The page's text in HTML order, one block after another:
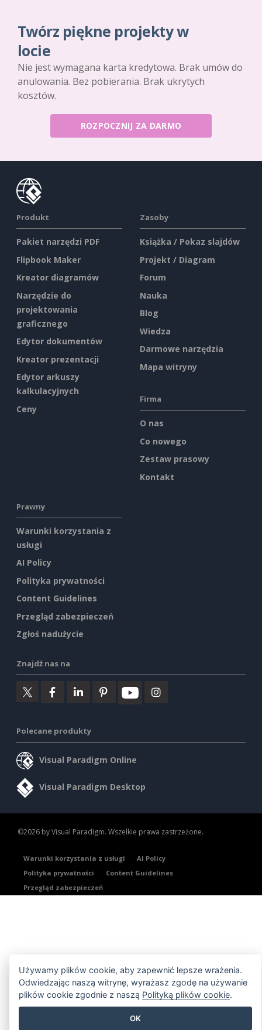
Twórz piękne projekty w
locie
Nie jest wymagana karta kredytowa. Brak umów do
anulowania. Bez pobierania. Brak ukrytych
kosztów.
ROZPOCZNIJ ZA DARMO
Produkt
Pakiet narzędzi PDF
Flipbook Maker
Kreator diagramów
Narzędzie do
projektowania
graficznego
Edytor dokumentów
Kreator prezentacji
Edytor arkuszy
kalkulacyjnych
Ceny
Zasoby
Książka / Pokaz slajdów
Projekt / Diagram
Forum
Nauka
Blog
Wiedza
Darmowe narzędzia
Mapa witryny
Firma
O nas
Co nowego
Zestaw prasowy
Kontakt
Prawny
Warunki korzystania z
usługi
AI Policy
Polityka prywatności
Content Guidelines
Przegląd zabezpieczeń
Zgłoś nadużycie
Znajdź nas na
Polecane produkty
Visual Paradigm Online
Visual Paradigm Desktop
©2026 by Visual Paradigm. Wszelkie prawa zastrzeżone.
Warunki korzystania z usługi
AI Policy
Polityka prywatności
Content Guidelines
Przegląd zabezpieczeń
Używamy plików cookie, aby zapewnić lepsze wrażenia.
Odwiedzając naszą witrynę, wyrażasz zgodę na używanie
plików cookie zgodnie z naszą Polityką plików cookie.
OK